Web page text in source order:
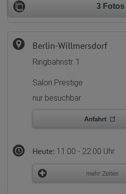
3 Fotos
Berlin-Willmersdorf
Ringbahnstr. 1
Salon Prestige
nur besuchbar
Anfahrt
Heute: 11:00 - 22:00 Uhr
mehr Zeiten